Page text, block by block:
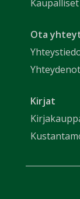
Ota
Kirjat